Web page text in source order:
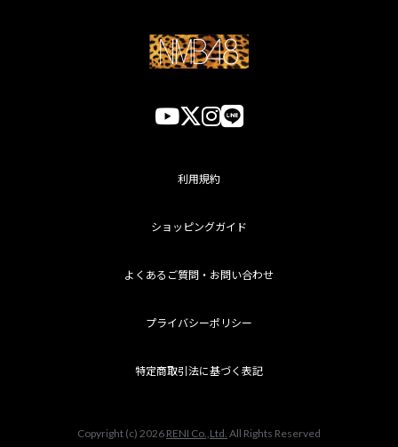
利用規約
ショッピングガイド
よくあるご質問・お問い合わせ
プライバシーポリシー
特定商取引法に基づく表記
Copyright (c) 2026 RENI Co.,Ltd. All Rights Reserved